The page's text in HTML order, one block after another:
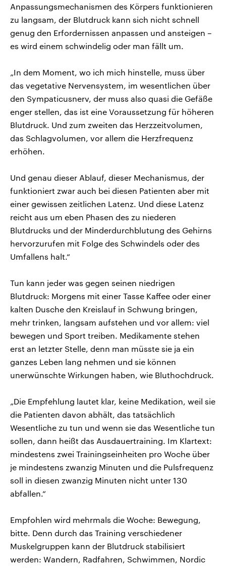
Anpassungsmechanismen des Körpers funktionieren
zu langsam, der Blutdruck kann sich nicht schnell
genug den Erfordernissen anpassen und ansteigen –
es wird einem schwindelig oder man fällt um.
„In dem Moment, wo ich mich hinstelle, muss über
das vegetative Nervensystem, im wesentlichen über
den Sympaticusnerv, der muss also quasi die Gefäße
enger stellen, das ist eine Voraussetzung für höheren
Blutdruck. Und zum zweiten das Herzzeitvolumen,
das Schlagvolumen, vor allem die Herzfrequenz
erhöhen.
Und genau dieser Ablauf, dieser Mechanismus, der
funktioniert zwar auch bei diesen Patienten aber mit
einer gewissen zeitlichen Latenz. Und diese Latenz
reicht aus um eben Phasen des zu niederen
Blutdrucks und der Minderdurchblutung des Gehirns
hervorzurufen mit Folge des Schwindels oder des
Umfallens halt.“
Tun kann jeder was gegen seinen niedrigen
Blutdruck: Morgens mit einer Tasse Kaffee oder einer
kalten Dusche den Kreislauf in Schwung bringen,
mehr trinken, langsam aufstehen und vor allem: viel
bewegen und Sport treiben. Medikamente stehen
erst an letzter Stelle, denn man müsste sie ja ein
ganzes Leben lang nehmen und sie können
unerwünschte Wirkungen haben, wie Bluthochdruck.
„Die Empfehlung lautet klar, keine Medikation, weil sie
die Patienten davon abhält, das tatsächlich
Wesentliche zu tun und wenn sie das Wesentliche tun
sollen, dann heißt das Ausdauertraining. Im Klartext:
mindestens zwei Trainingseinheiten pro Woche über
je mindestens zwanzig Minuten und die Pulsfrequenz
soll in diesen zwanzig Minuten nicht unter 130
abfallen.“
Empfohlen wird mehrmals die Woche: Bewegung,
bitte. Denn durch das Training verschiedener
Muskelgruppen kann der Blutdruck stabilisiert
werden: Wandern, Radfahren, Schwimmen, Nordic